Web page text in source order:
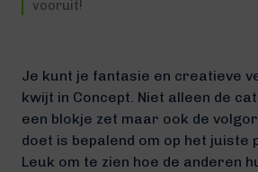
vooruit!
Je kunt je fantasie en creatieve
kwijt in Concept. Niet alleen de
een blokje zet maar ook de
doet is bepalend om op het juiste
Leuk om te zien hoe de anderen